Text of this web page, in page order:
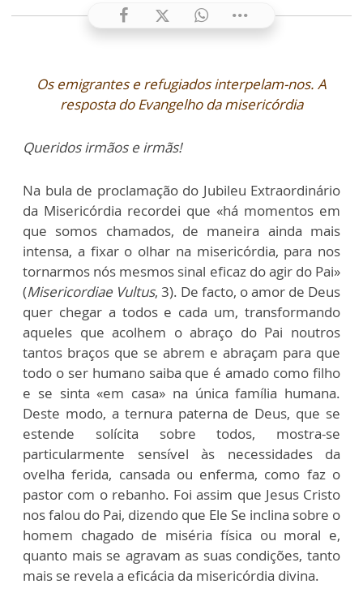
Os emigrantes e refugiados interpelam-nos. A
resposta do Evangelho da misericórdia
Queridos irmãos e irmãs!
Na bula de proclamação do Jubileu Extraordinário
da Misericórdia recordei que «há momentos em
que somos chamados, de maneira ainda mais
intensa, a fixar o olhar na misericórdia, para nos
tornarmos nós mesmos sinal eficaz do agir do Pai»
(Misericordiae Vultus, 3). De facto, o amor de Deus
quer chegar a todos e cada um, transformando
aqueles que acolhem o abraço do Pai noutros
tantos braços que se abrem e abraçam para que
todo o ser humano saiba que é amado como filho
e se sinta «em casa» na única família humana.
Deste modo, a ternura paterna de Deus, que se
estende solícita sobre todos, mostra-se
particularmente sensível às necessidades da
ovelha ferida, cansada ou enferma, como faz o
pastor com o rebanho. Foi assim que Jesus Cristo
nos falou do Pai, dizendo que Ele Se inclina sobre o
homem chagado de miséria física ou moral e,
quanto mais se agravam as suas condições, tanto
mais se revela a eficácia da misericórdia divina.